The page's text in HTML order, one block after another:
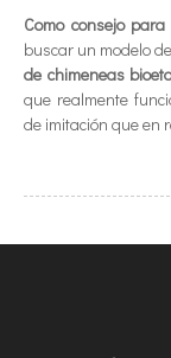
Como consejo
buscar un modelo
de chimeneas
que realmente
de imitación que en